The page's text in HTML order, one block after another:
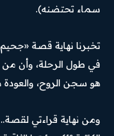
سماء تحتضنه).
تخبرنا نهاية قصة «جحيم
في طول الرحلة، وأن من
هو سجن الروح،
ومن نهاية قراءتي